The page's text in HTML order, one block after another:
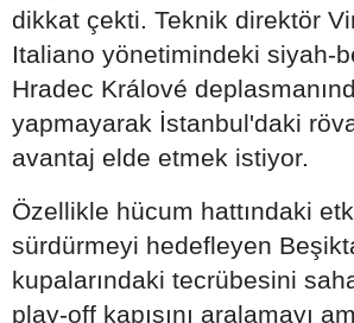
dikkat çekti. Teknik direktör
Italiano yönetimindeki siyah-
Hradec Králové
yapmayarak İstanbul'daki
avantaj elde etmek istiyor.
Özellikle hücum hattındaki
sürdürmeyi hedefleyen
kupalarındaki tecrübesini
play-off kapısını aralamayı